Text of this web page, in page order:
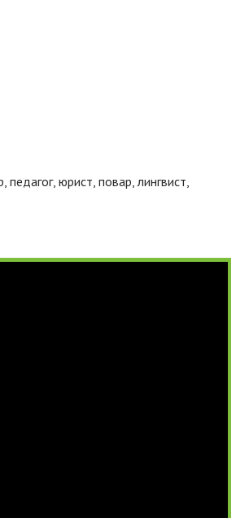
юрист, повар, лингвист,